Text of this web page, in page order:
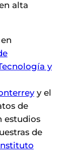
alta
y
y el
de
estudios
de